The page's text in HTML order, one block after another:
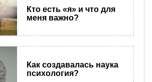
Кто есть «я» и что для
меня важно?
Как создавалась наука
психология?